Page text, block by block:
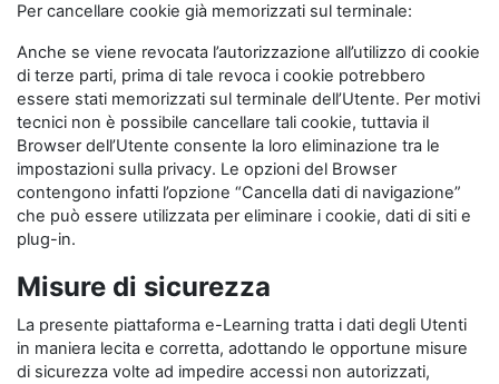
Per cancellare cookie già memorizzati sul terminale:
Anche se viene revocata l’autorizzazione all’utilizzo di cookie
di terze parti, prima di tale revoca i cookie potrebbero
essere stati memorizzati sul terminale dell’Utente. Per motivi
tecnici non è possibile cancellare tali cookie, tuttavia il
Browser dell’Utente consente la loro eliminazione tra le
impostazioni sulla privacy. Le opzioni del Browser
contengono infatti l’opzione “Cancella dati di navigazione”
che può essere utilizzata per eliminare i cookie, dati di siti e
plug-in.
Misure di sicurezza
La presente piattaforma e-Learning tratta i dati degli Utenti
in maniera lecita e corretta, adottando le opportune misure
di sicurezza volte ad impedire accessi non autorizzati,